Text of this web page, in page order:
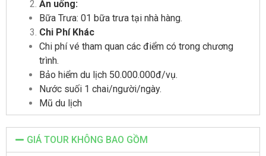
Ăn uống:
Bữa Trưa: 01 bữa trưa tại nhà hàng.
Chi Phí Khác
Chi phí vé tham quan các điểm có trong chương
trình.
Bảo hiểm du lịch 50.000.000đ/vụ.
Nước suối 1 chai/người/ngày.
Mũ du lịch
GIÁ TOUR KHÔNG BAO GỒM